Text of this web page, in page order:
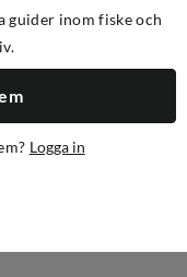
guider inom fiske och
Logga in